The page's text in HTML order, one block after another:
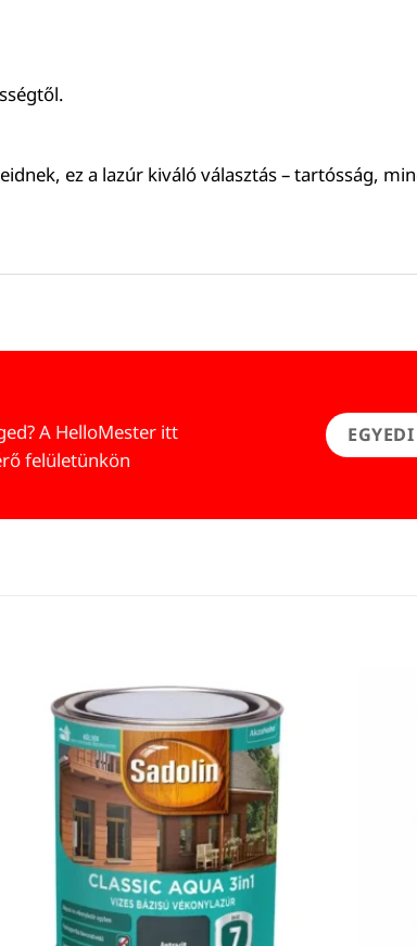
ez a lazúr kiváló választás – tartósság,
A HelloMester itt
felületünkön